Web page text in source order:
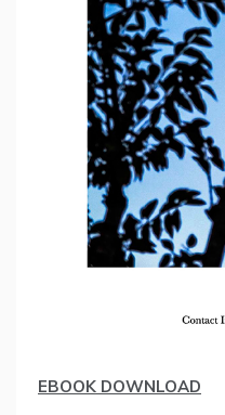
EBOOK DOWNLOAD